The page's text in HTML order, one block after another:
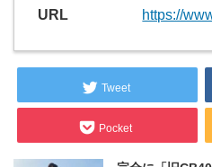
URL
https://
Tweet
Pocket